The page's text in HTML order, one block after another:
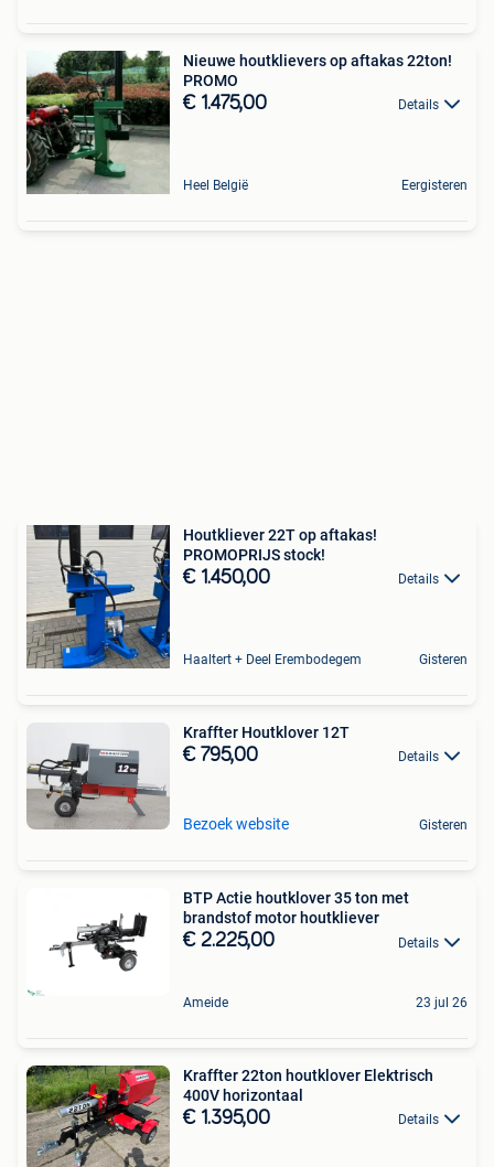
Nieuwe houtklievers op aftakas 22ton!
PROMO
€ 1.475,00 Details
Heel België Eergisteren
Houtkliever 22T op aftakas!
PROMOPRIJS stock!
€ 1.450,00 Details
Haaltert + Deel Erembodegem Gisteren
Kraffter Houtklover 12T
€ 795,00 Details
Bezoek website Gisteren
BTP Actie houtklover 35 ton met
brandstof motor houtkliever
€ 2.225,00 Details
Ameide 23 jul 26
Kraffter 22ton houtklover Elektrisch
400V horizontaal
€ 1.395,00 Details